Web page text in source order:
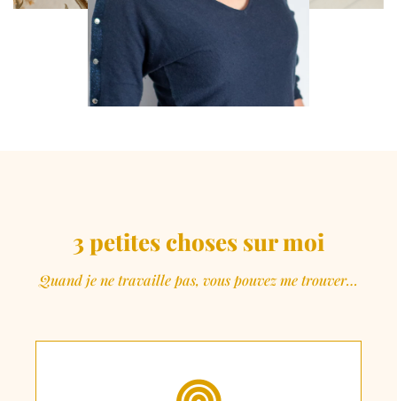
3 petites choses sur moi
Quand je ne travaille pas, vous pouvez me trouver…